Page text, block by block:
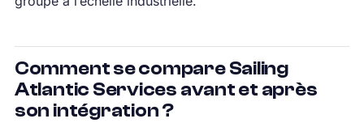
Comment se compare Sailing
Atlantic Services avant et après
son intégration ?